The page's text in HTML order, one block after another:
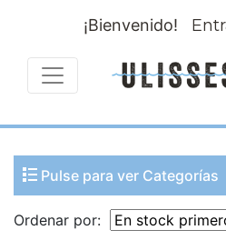
¡Bienvenido!
Pulse para ver Categorías
Ordenar por: